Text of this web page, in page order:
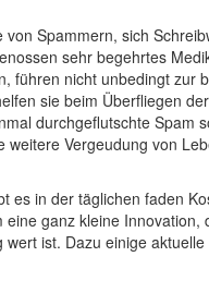
von Spammern, sich
sehr begehrtes
führen nicht unbedingt zur
sie beim Überfliegen
durchgeflutschte Spam
weitere Vergeudung von
es in der täglichen faden
eine ganz kleine Innovation,
wert ist. Dazu einige aktuelle